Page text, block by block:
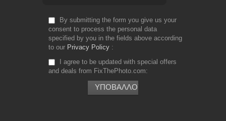
By submitting the form you give us your
consent to process the personal data
specified by you in the fields above according
to our Privacy Policy
I agree to be updated with special offers
and deals from FixThePhoto.com